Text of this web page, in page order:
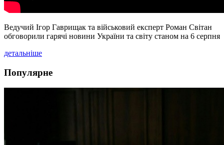
Ведучий Ігор Гаврищак та військовий експерт Роман Світан
обговорили гарячі новини України та світу станом на 6 серпня
детальніше
Популярне